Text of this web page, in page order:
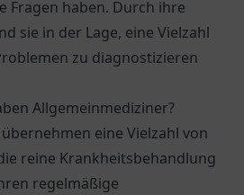
Fragen haben. Durch ihre
sie in der Lage, eine Vielzahl
zu diagnostizieren
Allgemeinmediziner?
eine Vielzahl von
reine Krankheitsbehandlung
regelmäßige